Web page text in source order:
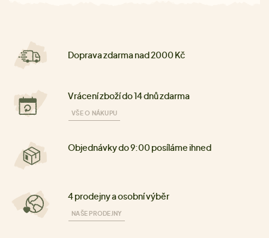
Doprava zdarma nad 2000 Kč
Vrácení zboží do 14 dnů zdarma
VŠE O NÁKUPU
Objednávky do 9:00 posíláme ihned
4 prodejny a osobní výběr
NAŠE PRODEJNY